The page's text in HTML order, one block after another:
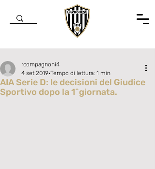
AIA Serie D: le decisioni del Giudice
Sportivo dopo la 1^giornata.
rcompagnoni4
4 set 2019 Tempo di lettura: 1 min